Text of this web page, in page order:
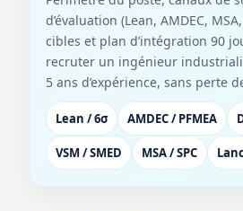
d’évaluation (Lean, AMDEC,
cibles et plan d’intégration 90
recruter un ingénieur
5 ans d’expérience, sans perte
Lean / 6σ AMDEC / PFMEA
VSM / SMED MSA / SPC